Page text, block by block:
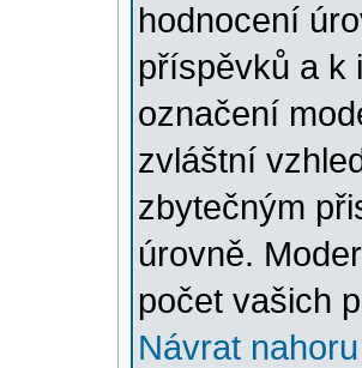
hodnocení
příspěvků a k
označení
zvláštní
zbytečným
úrovně.
počet vašich
Návrat nahoru